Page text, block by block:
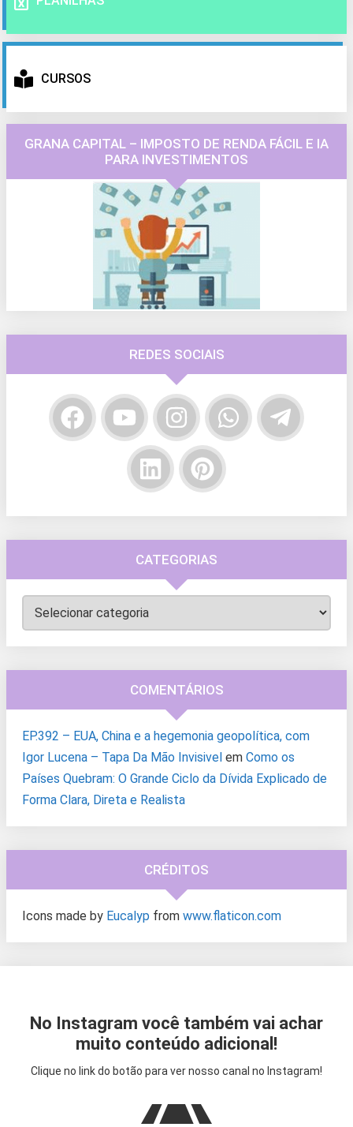
CURSOS
GRANA CAPITAL – IMPOSTO DE RENDA FÁCIL E IA
PARA INVESTIMENTOS
REDES SOCIAIS
CATEGORIAS
Categorias
COMENTÁRIOS
EP.392 – EUA, China e a hegemonia geopolítica, com
Igor Lucena – Tapa Da Mão Invisivel em Como os
Países Quebram: O Grande Ciclo da Dívida Explicado de
Forma Clara, Direta e Realista
CRÉDITOS
Icons made by Eucalyp from www.flaticon.com
No Instagram você também vai achar
muito conteúdo adicional!
Clique no link do botão para ver nosso canal no Instagram!